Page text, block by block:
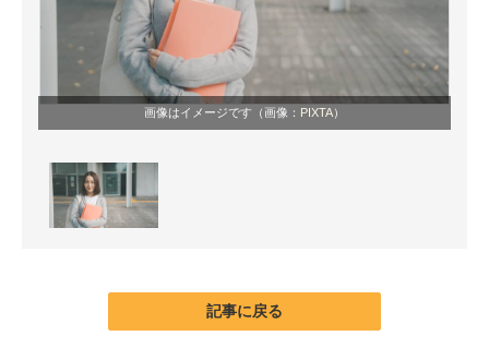
AI活用のいまが分かる
企業ITのトレンドを詳説
経営リーダーのコミュニティ
マーケ×ITの今がよく分かる
ITエンジニア向け専門サイト
IT製品の技術・比較・事例
画像はイメージです（画像： PIXTA）
記事に戻る